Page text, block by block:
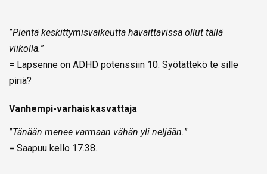
”Pientä keskittymisvaikeutta havaittavissa ollut tällä
viikolla.”
= Lapsenne on ADHD potenssiin 10. Syötättekö te sille
piriä?
Vanhempi-varhaiskasvattaja
”Tänään menee varmaan vähän yli neljään.”
= Saapuu kello 17.38.